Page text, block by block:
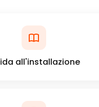
all'installazione